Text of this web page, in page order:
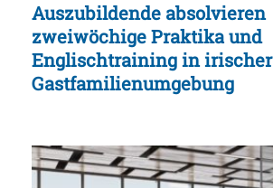
Auszubildende absolvieren
zweiwöchige Praktika und
Englischtraining in irischer
Gastfamilienumgebung